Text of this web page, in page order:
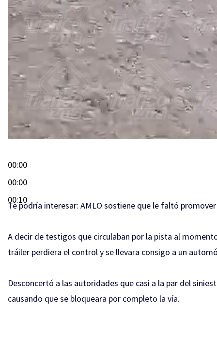
00:00
00:00
00:10
Te podría interesar: AMLO sostiene que le faltó
A decir de testigos que circulaban por la pista al
tráiler perdiera el control y se llevara consigo a un
Desconcertó a las autoridades que casi a la par del
causando que se bloqueara por completo la vía.